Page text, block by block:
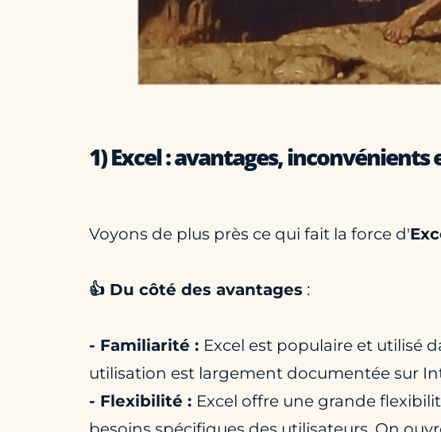
1) Excel : avantages, inconvénients
Voyons de plus près ce qui fait la force d'
👍 Du côté des avantages :
- Familiarité : Excel est populaire et utilisé
utilisation est largement documentée sur
- Flexibilité : Excel offre une grande